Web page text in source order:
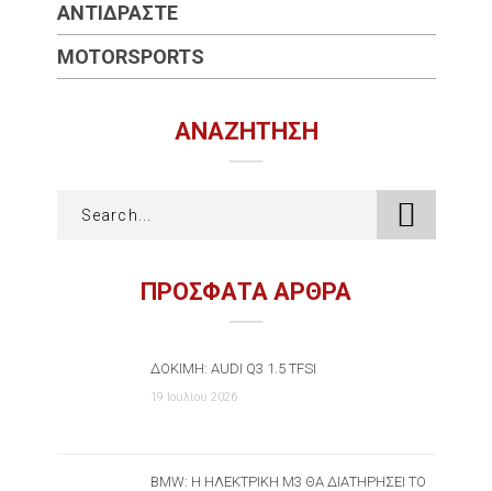
ΑΝΤΙΔΡΆΣΤΕ
MOTORSPORTS
ΑΝΑΖΉΤΗΣΗ
ΠΡΟΣΦΑΤΑ ΑΡΘΡΑ
ΔΟΚΙΜΉ: AUDI Q3 1.5 TFSI
19 Ιουλίου 2026
BMW: Η ΗΛΕΚΤΡΙΚΉ M3 ΘΑ ΔΙΑΤΗΡΉΣΕΙ ΤΟ